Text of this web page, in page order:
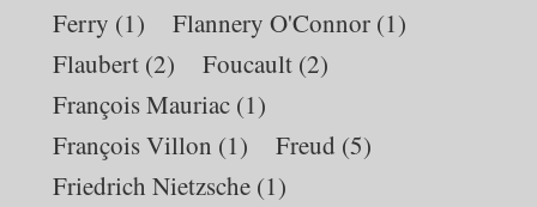
Ferry (1) Flannery O'Connor (1)
Flaubert (2) Foucault (2)
François Mauriac (1)
François Villon (1) Freud (5)
Friedrich Nietzsche (1)